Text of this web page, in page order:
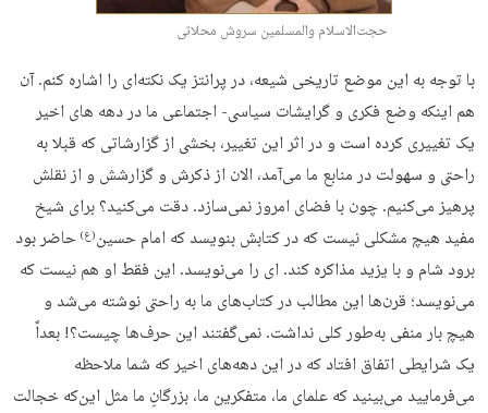
حجت‌الاسلام والمسلمین سروش محلاتی
با توجه به این موضع تاریخی شیعه، در پرانتز یک نکته‌ای را اشاره کنم. آن
هم اینکه وضع فکری و گرایشات سیاسی- اجتماعی ما در دهه های اخیر
یک تغییری کرده است و در اثر این تغییر، بخشی از گزارشاتی که قبلا به
راحتی و سهولت در منابع ما می‌آمد، الان از ذکرش و گزارشش و از نقلش
پرهیز می‌کنیم. چون با فضای امروز نمی‌سازد. دقت می‌کنید؟ برای شیخ
مفید هیچ مشکلی نیست که در کتابش بنویسد که امام حسین(ع) حاضر بود
برود شام و با یزید مذاکره کند. ای را می‌نویسد. این فقط او هم نیست که
می‌نویسد؛ قرن‌ها این مطالب در کتاب‌های ما به راحتی نوشته می‌شد و
هیچ بار منفی به‌طور کلی نداشت. نمی‌گفتند این حرف‌ها چیست؟! بعداً
یک شرایطی اتفاق افتاد که در این دهه‌های اخیر که شما ملاحظه
می‌فرمایید می‌بینید که علمای ما، متفکرین ما، بزرگانِ ما مثل این‌که خجالت